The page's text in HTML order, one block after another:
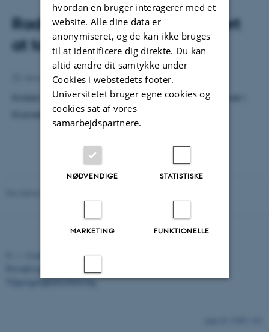
Radioudsendelse: Det er svært
at tale om sex 20.12.23
20. december 2023
Kirsten Hyldgaard og Ditte Dyrgaard blev interviewet i
Kraniebrud på Radio 4. Hør med
Cookies på au.dk
Tilgængelighedserklæring
hvordan en bruger interagerer med et
website. Alle dine data er
anonymiseret, og de kan ikke bruges
til at identificere dig direkte. Du kan
altid ændre dit samtykke under
Cookies i webstedets footer.
Universitetet bruger egne cookies og
cookies sat af vores
samarbejdspartnere.
NØDVENDIGE STATISTISKE
MARKETING FUNKTIONELLE